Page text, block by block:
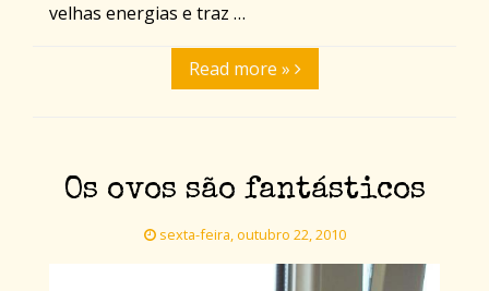
velhas energias e traz …
Read more »
Os ovos são fantásticos
sexta-feira, outubro 22, 2010